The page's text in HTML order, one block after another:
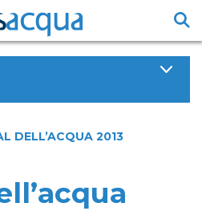
DELL’ACQUA 2013